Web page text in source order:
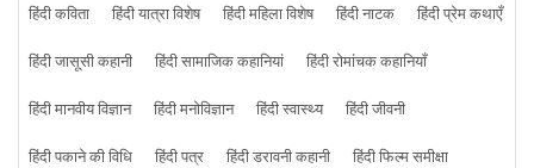
हिंदी कविता
हिंदी यात्रा विशेष हिंदी महिला विशेष हिंदी नाटक
हिंदी प्रेम कथाएँ
हिंदी जासूसी कहानी
हिंदी सामाजिक कहानियां
हिंदी रोमांचक कहानियाँ
हिंदी मानवीय विज्ञान
हिंदी मनोविज्ञान हिंदी स्वास्थ्य
हिंदी जीवनी
हिंदी पकाने की विधि
हिंदी पत्र हिंदी डरावनी कहानी हिंदी फिल्म समीक्षा